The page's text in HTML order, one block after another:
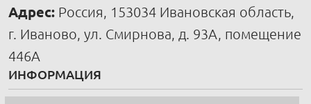
Адрес: Россия, 153034 Ивановская область,
г. Иваново, ул. Смирнова, д. 93А, помещение
446А
ИНФОРМАЦИЯ